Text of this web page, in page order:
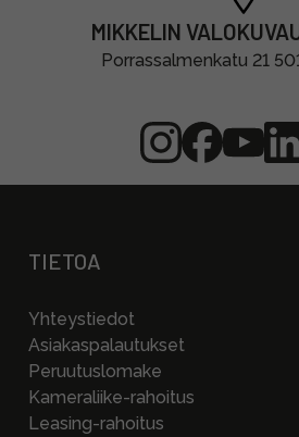
MIKKELIN
Porrassalmenkatu 21
TIETOA
Yhteystiedot
Asiakaspalautukset
Peruutuslomake
Kameraliike-rahoitus
Leasing-rahoitus